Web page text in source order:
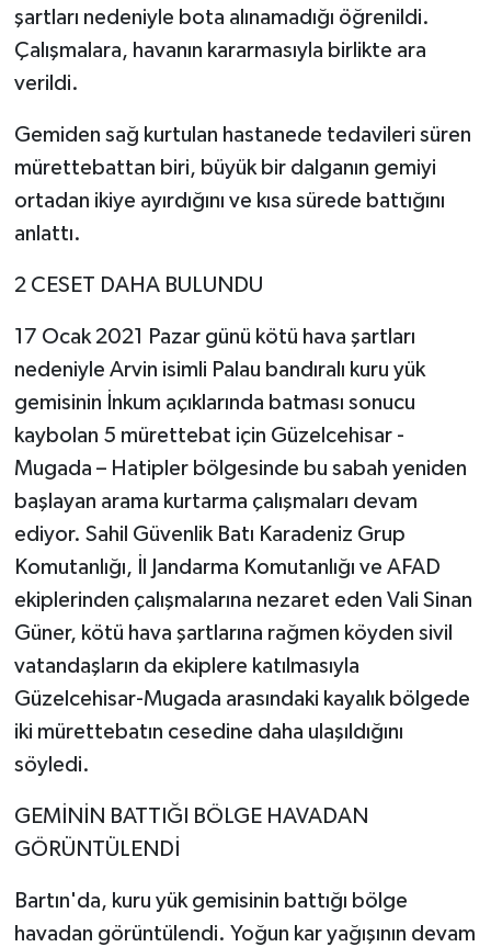
şartları nedeniyle bota alınamadığı öğrenildi.
Çalışmalara, havanın kararmasıyla birlikte ara
verildi.
Gemiden sağ kurtulan hastanede tedavileri süren
mürettebattan biri, büyük bir dalganın gemiyi
ortadan ikiye ayırdığını ve kısa sürede battığını
anlattı.
2 CESET DAHA BULUNDU
17 Ocak 2021 Pazar günü kötü hava şartları
nedeniyle Arvin isimli Palau bandıralı kuru yük
gemisinin İnkum açıklarında batması sonucu
kaybolan 5 mürettebat için Güzelcehisar -
Mugada – Hatipler bölgesinde bu sabah yeniden
başlayan arama kurtarma çalışmaları devam
ediyor. Sahil Güvenlik Batı Karadeniz Grup
Komutanlığı, İl Jandarma Komutanlığı ve AFAD
ekiplerinden çalışmalarına nezaret eden Vali Sinan
Güner, kötü hava şartlarına rağmen köyden sivil
vatandaşların da ekiplere katılmasıyla
Güzelcehisar-Mugada arasındaki kayalık bölgede
iki mürettebatın cesedine daha ulaşıldığını
söyledi.
GEMİNİN BATTIĞI BÖLGE HAVADAN
GÖRÜNTÜLENDİ
Bartın'da, kuru yük gemisinin battığı bölge
havadan görüntülendi. Yoğun kar yağışının devam